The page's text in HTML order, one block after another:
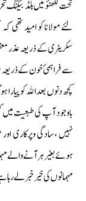
تحت لکھنؤ میں بلڈ بیکنگ
لئے مولانا کو امید
سکریٹری کے ذریعہ عذر
سے فراہمئ خون کے ذریعہ
کچھ دنوں بعد الله كو
باوجود آ پ کی طبعیت میں
نہیں ، سادگی وپركارى
ہوئے بغير ہر آنے والے
مہمانوں كى خیر خبر لے